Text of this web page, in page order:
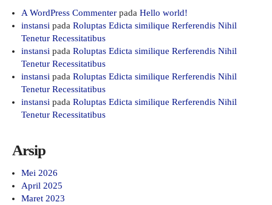
A WordPress Commenter pada Hello world!
instansi pada Roluptas Edicta similique Rerferendis Nihil
Tenetur Recessitatibus
instansi pada Roluptas Edicta similique Rerferendis Nihil
Tenetur Recessitatibus
instansi pada Roluptas Edicta similique Rerferendis Nihil
Tenetur Recessitatibus
instansi pada Roluptas Edicta similique Rerferendis Nihil
Tenetur Recessitatibus
Arsip
Mei 2026
April 2025
Maret 2023